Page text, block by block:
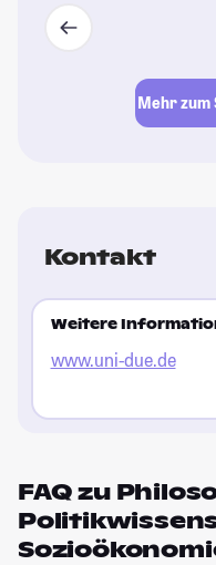
Mehr zum
Kontakt
Weitere
www.uni-due.de
FAQ zu